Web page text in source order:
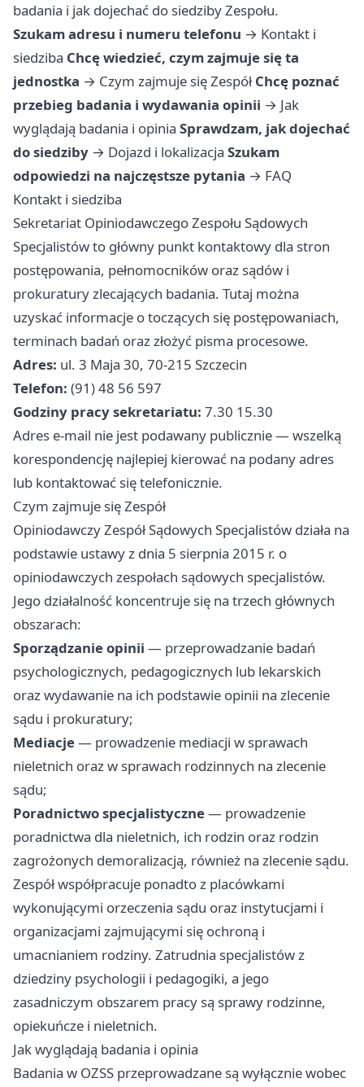
badania i jak dojechać do siedziby Zespołu.
Szukam adresu i numeru telefonu → Kontakt i
siedziba Chcę wiedzieć, czym zajmuje się ta
jednostka → Czym zajmuje się Zespół Chcę poznać
przebieg badania i wydawania opinii → Jak
wyglądają badania i opinia Sprawdzam, jak dojechać
do siedziby → Dojazd i lokalizacja Szukam
odpowiedzi na najczęstsze pytania → FAQ
Kontakt i siedziba
Sekretariat Opiniodawczego Zespołu Sądowych
Specjalistów to główny punkt kontaktowy dla stron
postępowania, pełnomocników oraz sądów i
prokuratury zlecających badania. Tutaj można
uzyskać informacje o toczących się postępowaniach,
terminach badań oraz złożyć pisma procesowe.
Adres: ul. 3 Maja 30, 70-215 Szczecin
Telefon: (91) 48 56 597
Godziny pracy sekretariatu: 7.30 15.30
Adres e-mail nie jest podawany publicznie — wszelką
korespondencję najlepiej kierować na podany adres
lub kontaktować się telefonicznie.
Czym zajmuje się Zespół
Opiniodawczy Zespół Sądowych Specjalistów działa na
podstawie ustawy z dnia 5 sierpnia 2015 r. o
opiniodawczych zespołach sądowych specjalistów.
Jego działalność koncentruje się na trzech głównych
obszarach:
Sporządzanie opinii — przeprowadzanie badań
psychologicznych, pedagogicznych lub lekarskich
oraz wydawanie na ich podstawie opinii na zlecenie
sądu i prokuratury;
Mediacje— prowadzenie mediacji w sprawach
nieletnich oraz w sprawach rodzinnych na zlecenie
sądu;
Poradnictwo specjalistyczne— prowadzenie
poradnictwa dla nieletnich, ich rodzin oraz rodzin
zagrożonych demoralizacją, również na zlecenie sądu.
Zespół współpracuje ponadto z placówkami
wykonującymi orzeczenia sądu oraz instytucjami i
organizacjami zajmującymi się ochroną i
umacnianiem rodziny. Zatrudnia specjalistów z
dziedziny psychologii i pedagogiki, a jego
zasadniczym obszarem pracy są sprawy rodzinne,
opiekuńcze i nieletnich.
Jak wyglądają badania i opinia
Badania w OZSS przeprowadzane są wyłącznie wobec